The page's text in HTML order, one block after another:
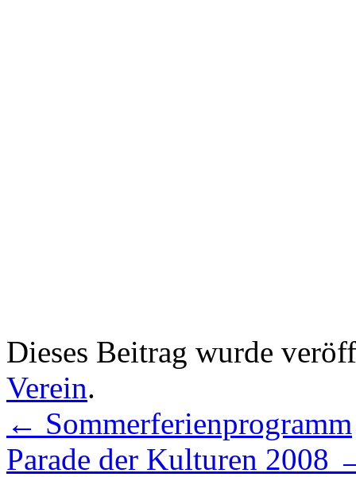
Dieses Beitrag wurde
Verein.
← Sommerferienprogramm
Parade der Kulturen 2008